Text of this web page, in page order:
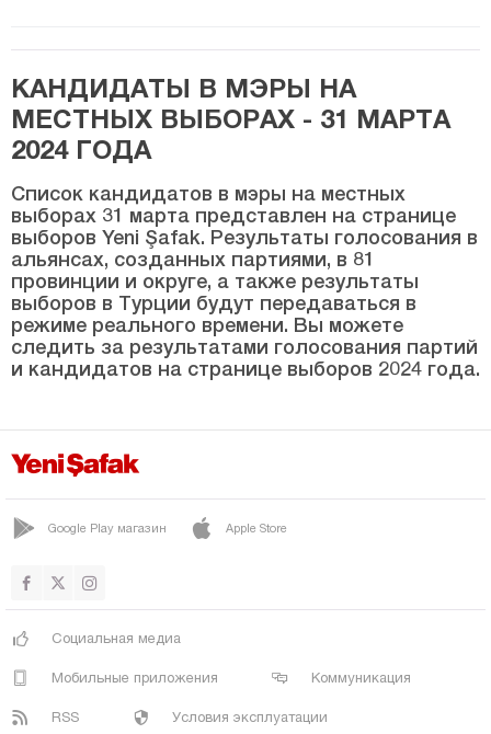
ИДИЛ
Каралар
Касрык
Кумчаты
Центр
Шеноба
СИЛОПИ
Сирткёй
УЛУДЕРЕ
Сивас
Текирдаг
Тунджели
КАНДИДАТЫ В МЭРЫ НА
МЕСТНЫХ ВЫБОРАХ - 31 МАРТА
2024 ГОДА
Список кандидатов в мэры на местных
выборах 31 марта представлен на странице
выборов Yeni Şafak. Результаты голосования в
альянсах, созданных партиями, в 81
провинции и округе, а также результаты
выборов в Турции будут передаваться в
режиме реального времени. Вы можете
следить за результатами голосования партий
и кандидатов на странице выборов 2024 года.
Google Play магазин Apple Store
Социальная медиа
Мобильные приложения Коммуникация
RSS Условия эксплуатации